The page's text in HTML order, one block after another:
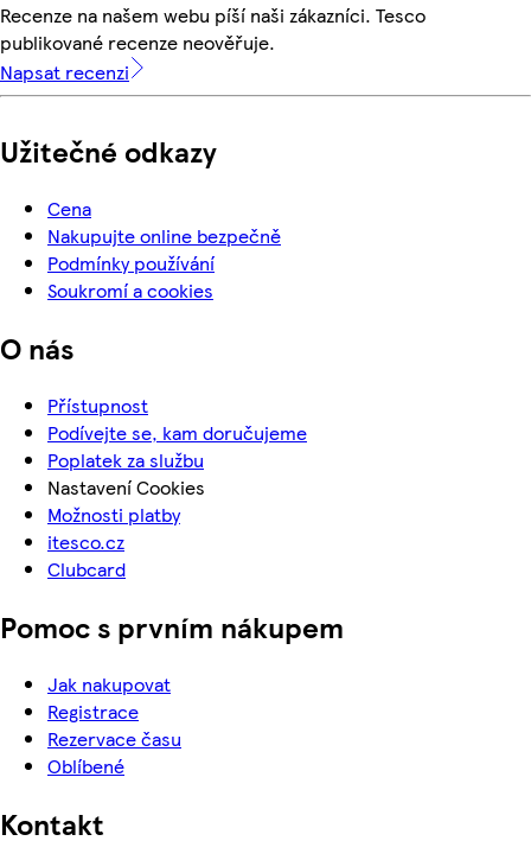
Recenze na našem webu píší naši zákazníci. Tesco
publikované recenze neověřuje.
Napsat recenzi
Užitečné odkazy
Cena
Nakupujte online bezpečně
Podmínky používání
Soukromí a cookies
O nás
Přístupnost
Podívejte se, kam doručujeme
Poplatek za službu
Nastavení Cookies
Možnosti platby
itesco.cz
Clubcard
Pomoc s prvním nákupem
Jak nakupovat
Registrace
Rezervace času
Oblíbené
Kontakt